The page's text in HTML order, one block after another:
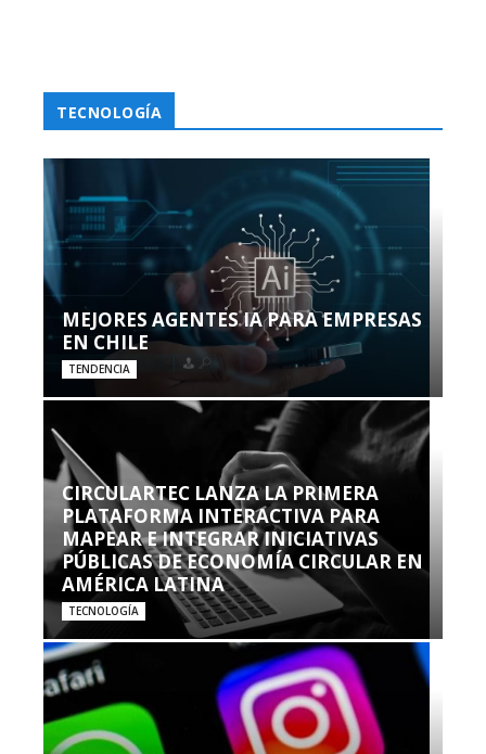
TECNOLOGÍA
MEJORES AGENTES IA PARA EMPRESAS
EN CHILE
TENDENCIA
CIRCULARTEC LANZA LA PRIMERA
PLATAFORMA INTERACTIVA PARA
MAPEAR E INTEGRAR INICIATIVAS
PÚBLICAS DE ECONOMÍA CIRCULAR EN
AMÉRICA LATINA
TECNOLOGÍA